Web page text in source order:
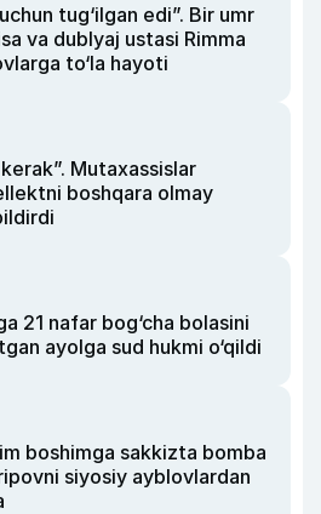
tug‘ilgan edi”. Bir umr
va dublyaj ustasi Rimma
to‘la hayoti
Mutaxassislar
boshqara olmay
21 nafar bog‘cha bolasini
ayolga sud hukmi o‘qildi
boshimga sakkizta bomba
siyosiy ayblovlardan